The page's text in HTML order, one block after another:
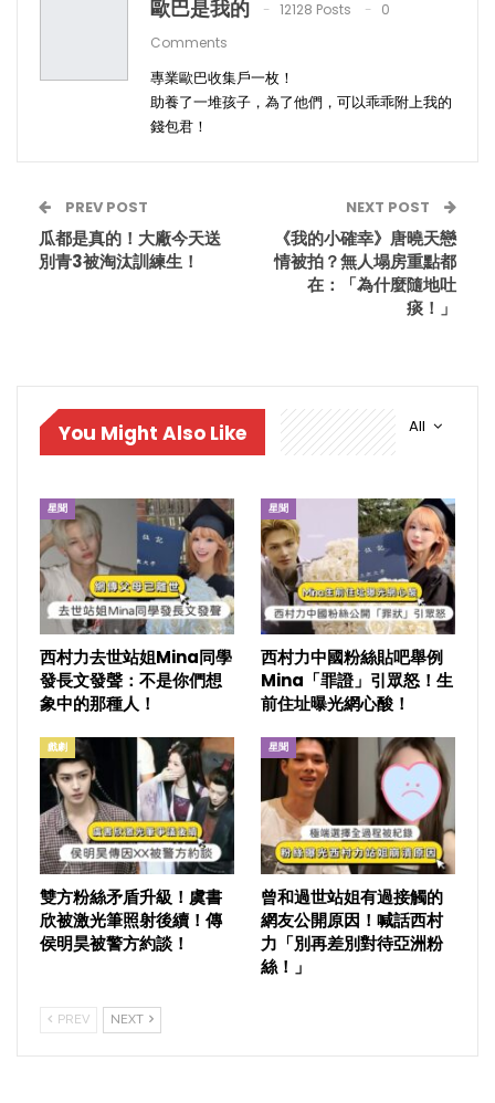
歐巴是我的 12128 Posts
0
Comments
專業歐巴收集戶一枚！
助養了一堆孩子，為了他們，可以乖乖附上我的
錢包君！
PREV POST
瓜都是真的！大廠今天送
別青3被淘汰訓練生！
NEXT POST
《我的小確幸》唐曉天戀
情被拍？無人塌房重點都
在：「為什麼隨地吐
痰！」
All
You Might Also Like
星聞
西村力去世站姐Mina同學
發長文發聲：不是你們想
象中的那種人！
星聞
西村力中國粉絲貼吧舉例
Mina「罪證」引眾怒！生
前住址曝光網心酸！
戲劇
雙方粉絲矛盾升級！虞書
欣被激光筆照射後續！傳
侯明昊被警方約談！
星聞
曾和過世站姐有過接觸的
網友公開原因！喊話西村
力「別再差別對待亞洲粉
絲！」
PREV NEXT